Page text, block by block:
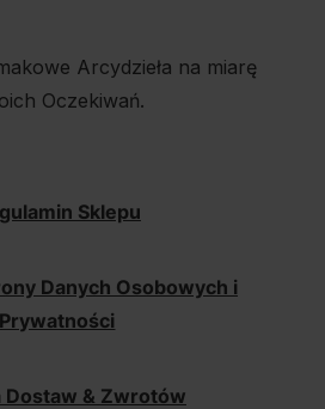
Arcydzieła na miarę
Oczekiwań.
Sklepu
Danych Osobowych i
Prywatności
Dostaw & Zwrotów